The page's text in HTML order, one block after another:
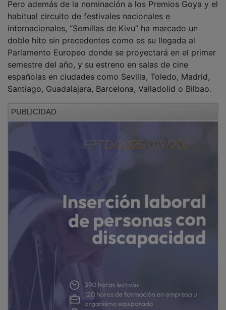
habitual circuito de festivales nacionales e
internacionales, “Semillas de Kivu” ha marcado un
doble hito sin precedentes como es su llegada al
Parlamento Europeo donde se proyectará en el primer
semestre del año, y su estreno en salas de cine
españolas en ciudades como Sevilla, Toledo, Madrid,
Santiago, Guadalajara, Barcelona, Valladolid o Bilbao.